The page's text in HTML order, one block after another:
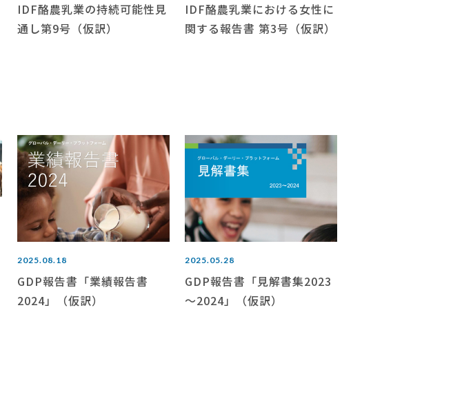
IDF酪農乳業の持続可能性見
通し第9号（仮訳）
IDF酪農乳業における女性に
関する報告書 第3号（仮訳）
2025.08.18
GDP報告書「業績報告書
2024」（仮訳）
2025.05.28
GDP報告書「見解書集2023
～2024」（仮訳）